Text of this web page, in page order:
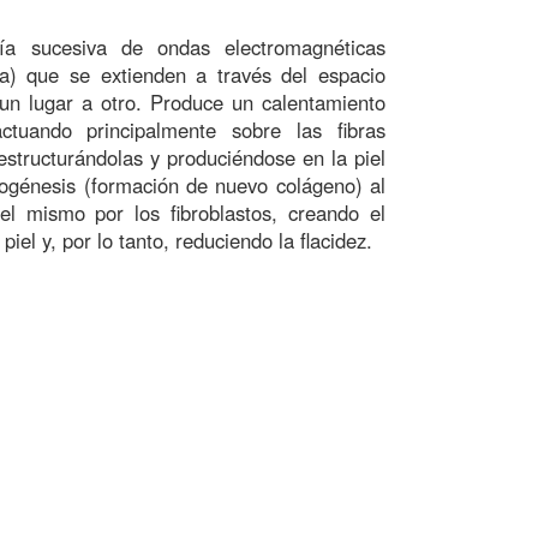
sucesiva de ondas electromagnéticas
que se extienden a través del espacio
lugar a otro. Produce un calentamiento
principalmente sobre las fibras
y produciéndose en la piel
(formación de nuevo colágeno) al
mismo por los fibroblastos, creando el
y, por lo tanto, reduciendo la flacidez.